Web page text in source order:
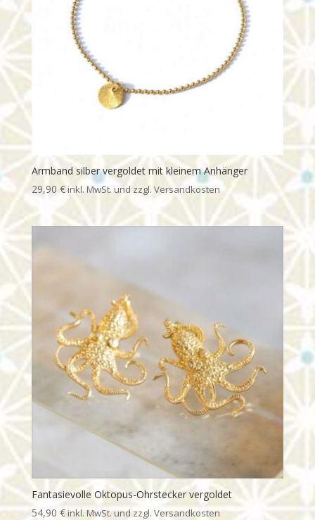
Armband silber vergoldet mit kleinem Anhänger
29,90 €
Fantasievolle Oktopus-Ohrstecker vergoldet
54,90 €